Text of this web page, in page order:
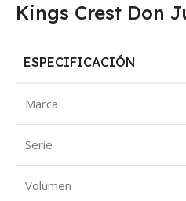
Kings Crest Don
ESPECIFICACIÓN
Marca
Serie
Volumen